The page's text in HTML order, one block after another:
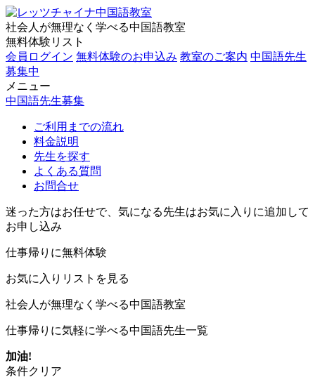
社会人が無理なく学べる中国語教室
無料体験リスト
会員ログイン 無料体験のお申込み 教室のご案内 中国語先生
募集中
メニュー
中国語先生募集
ご利用までの流れ
料金説明
先生を探す
よくある質問
お問合せ
迷った方はお任せで、気になる先生はお気に入りに追加して
お申し込み
仕事帰りに無料体験
お気に入りリストを見る
社会人が無理なく学べる中国語教室
仕事帰りに気軽に学べる中国語先生一覧
加油!
条件クリア